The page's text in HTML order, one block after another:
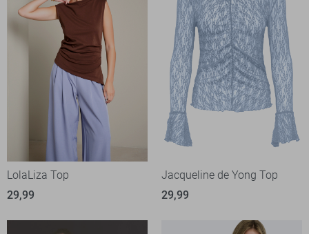
LolaLiza Top
29,99
Jacqueline de Yong Top
29,99